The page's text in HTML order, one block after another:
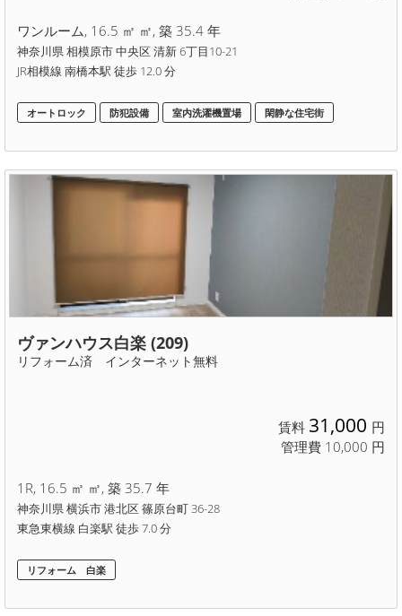
ワンルーム, 16.5 ㎡ ㎡, 築 35.4 年
神奈川県 相模原市 中央区 清新 6丁目10-21
JR相模線 南橋本駅 徒歩 12.0 分
オートロック 防犯設備 室内洗濯機置場 閑静な住宅街
ヴァンハウス白楽 (209)
リフォーム済 インターネット無料
賃料 31,000 円
管理費 10,000 円
1R, 16.5 ㎡ ㎡, 築 35.7 年
神奈川県 横浜市 港北区 篠原台町 36-28
東急東横線 白楽駅 徒歩 7.0 分
リフォーム 白楽